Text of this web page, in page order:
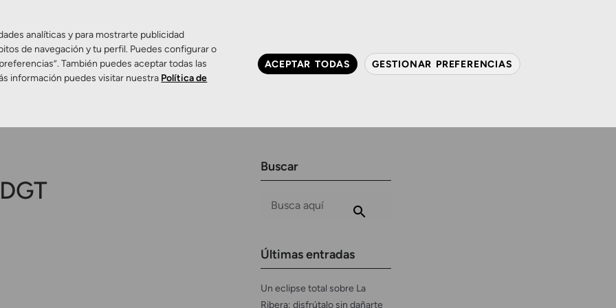
Ojo seco Control de miopía Contactología avanzada Audiología Gafas y mucho más
DGT
Buscar
Últimas entradas
Un eclipse total sobre La
Ribera: disfrútalo sin dañarte
analíticas y para mostrarte publicidad
de navegación y tu perfil. Puedes configurar o
También puedes aceptar todas las
información puedes visitar nuestra Política de
ACEPTAR TODAS GESTIONAR PREFERENCIAS